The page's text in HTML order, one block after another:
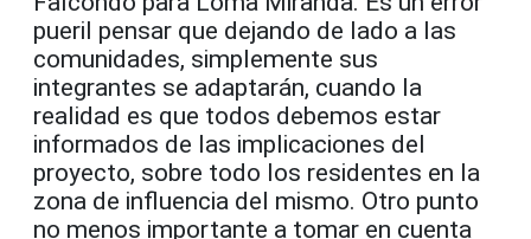
pueril pensar que dejando de lado a las
comunidades, simplemente sus
integrantes se adaptarán, cuando la
realidad es que todos debemos estar
informados de las implicaciones del
proyecto, sobre todo los residentes en la
zona de influencia del mismo. Otro punto
no menos importante a tomar en cuenta